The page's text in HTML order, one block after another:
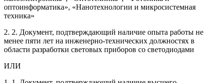
оптоинформатика», «Нанотехнологии и микросистемная
техника»
2. 2. Документ, подтверждающий наличие опыта работы не
менее пяти лет на инженерно-технических должностях в
области разработки световых приборов со светодиодами
ИЛИ